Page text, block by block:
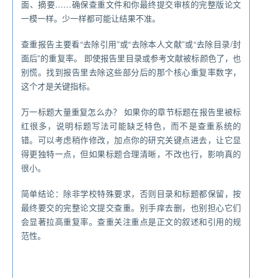
面、摘要……确保查重文件和你最终提交审核的完整版论文
一模一样。少一样都可能让结果不准。
查重报告主要看“去除引用”或“去除本人文献”或“去除目录/封
面后”的重复率。 即使报告里目录或参考文献被标颜色了，也
别慌。找到报告里去除这些部分后的那个核心重复率数字，
这个才是关键指标。
万一标题大量重复怎么办？ 如果你的章节标题在报告里被标
红很多，说明标题写法可能缺乏特色，而不是查重系统的
错。可以考虑稍作修改，加点你的研究关键点进去，让它显
得更独特一点，但如果标题合理清晰，不改也行，影响真的
很小。
简单结论：除非学校特殊要求，否则目录和标题都保留，按
最终要交的完整论文提交查重。别手痒去删，也别担心它们
会显著拉高重复率。查重关注重点是正文的叙述和引用的规
范性。